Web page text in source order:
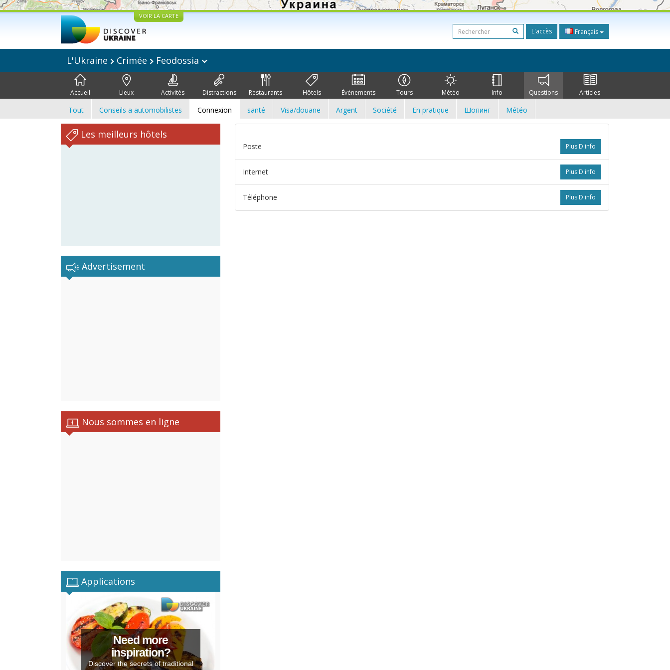
VOIR LA CARTE
L'accès Français
L'Ukraine Crimée Feodossia
Accueil Lieux Activités Distractions Restaurants Hôtels Événements Tours Météo Info Questions Articles
Tout Conseils a automobilistes Connexion santé Visa/douane Argent Société En pratique Шопинг Météo
Les meilleurs hôtels
Advertisement
Nous sommes en ligne
Applications
Need more
inspiration?
Discover the secrets of traditional
Plus D'info
Poste
Plus D'info
Internet
Plus D'info
Téléphone